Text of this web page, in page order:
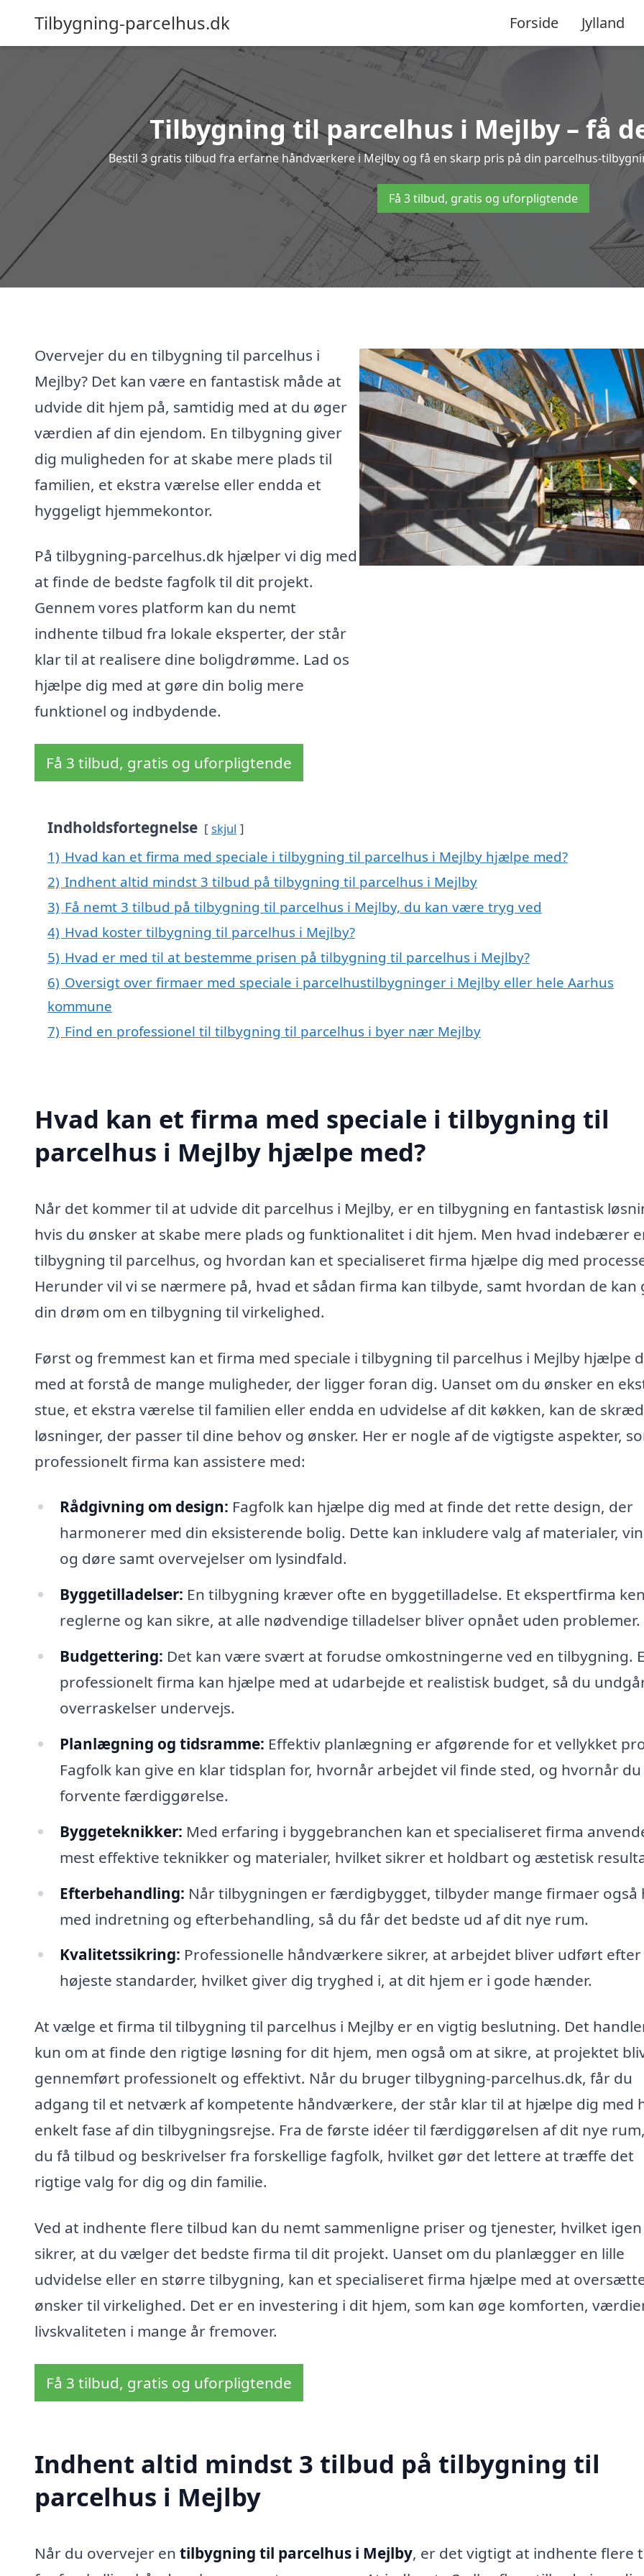
Tilbygning-parcelhus.dk Forside Jylland
Tilbygning til parcelhus i Mejlby – få
Bestil 3 gratis tilbud fra erfarne håndværkere i Mejlby og få en skarp pris på din parcelhus-
Få 3 tilbud, gratis og uforpligtende
Overvejer du en tilbygning til parcelhus i
Mejlby? Det kan være en fantastisk måde at
udvide dit hjem på, samtidig med at du øger
værdien af din ejendom. En tilbygning giver
dig muligheden for at skabe mere plads til
familien, et ekstra værelse eller endda et
hyggeligt hjemmekontor.
På tilbygning-parcelhus.dk hjælper vi dig med
at finde de bedste fagfolk til dit projekt.
Gennem vores platform kan du nemt
indhente tilbud fra lokale eksperter, der står
klar til at realisere dine boligdrømme. Lad os
hjælpe dig med at gøre din bolig mere
funktionel og indbydende.
Få 3 tilbud, gratis og uforpligtende
Indholdsfortegnelse skjul
1) Hvad kan et firma med speciale i tilbygning til parcelhus i Mejlby hjælpe med?
2) Indhent altid mindst 3 tilbud på tilbygning til parcelhus i Mejlby
3) Få nemt 3 tilbud på tilbygning til parcelhus i Mejlby, du kan være tryg ved
4) Hvad koster tilbygning til parcelhus i Mejlby?
5) Hvad er med til at bestemme prisen på tilbygning til parcelhus i Mejlby?
6) Oversigt over firmaer med speciale i parcelhustilbygninger i Mejlby eller hele Aarhus
kommune
7) Find en professionel til tilbygning til parcelhus i byer nær Mejlby
Hvad kan et firma med speciale i tilbygning til
parcelhus i Mejlby hjælpe med?
Når det kommer til at udvide dit parcelhus i Mejlby, er en tilbygning en fantastisk
hvis du ønsker at skabe mere plads og funktionalitet i dit hjem. Men hvad indebærer
tilbygning til parcelhus, og hvordan kan et specialiseret firma hjælpe dig med
Herunder vil vi se nærmere på, hvad et sådan firma kan tilbyde, samt hvordan de kan
din drøm om en tilbygning til virkelighed.
Først og fremmest kan et firma med speciale i tilbygning til parcelhus i Mejlby hjælpe
med at forstå de mange muligheder, der ligger foran dig. Uanset om du ønsker en
stue, et ekstra værelse til familien eller endda en udvidelse af dit køkken, kan de
løsninger, der passer til dine behov og ønsker. Her er nogle af de vigtigste aspekter,
professionelt firma kan assistere med:
Rådgivning om design: Fagfolk kan hjælpe dig med at finde det rette design, der
harmonerer med din eksisterende bolig. Dette kan inkludere valg af materialer,
og døre samt overvejelser om lysindfald.
Byggetilladelser: En tilbygning kræver ofte en byggetilladelse. Et ekspertfirma
reglerne og kan sikre, at alle nødvendige tilladelser bliver opnået uden problemer.
Budgettering: Det kan være svært at forudse omkostningerne ved en tilbygning.
professionelt firma kan hjælpe med at udarbejde et realistisk budget, så du
overraskelser undervejs.
Planlægning og tidsramme: Effektiv planlægning er afgørende for et vellykket
Fagfolk kan give en klar tidsplan for, hvornår arbejdet vil finde sted, og hvornår du
forvente færdiggørelse.
Byggeteknikker: Med erfaring i byggebranchen kan et specialiseret firma
mest effektive teknikker og materialer, hvilket sikrer et holdbart og æstetisk
Efterbehandling: Når tilbygningen er færdigbygget, tilbyder mange firmaer også
med indretning og efterbehandling, så du får det bedste ud af dit nye rum.
Kvalitetssikring: Professionelle håndværkere sikrer, at arbejdet bliver udført efter
højeste standarder, hvilket giver dig tryghed i, at dit hjem er i gode hænder.
At vælge et firma til tilbygning til parcelhus i Mejlby er en vigtig beslutning. Det
kun om at finde den rigtige løsning for dit hjem, men også om at sikre, at projektet
gennemført professionelt og effektivt. Når du bruger tilbygning-parcelhus.dk, får du
adgang til et netværk af kompetente håndværkere, der står klar til at hjælpe dig med
enkelt fase af din tilbygningsrejse. Fra de første idéer til færdiggørelsen af dit nye
du få tilbud og beskrivelser fra forskellige fagfolk, hvilket gør det lettere at træffe det
rigtige valg for dig og din familie.
Ved at indhente flere tilbud kan du nemt sammenligne priser og tjenester, hvilket igen
sikrer, at du vælger det bedste firma til dit projekt. Uanset om du planlægger en lille
udvidelse eller en større tilbygning, kan et specialiseret firma hjælpe med at
ønsker til virkelighed. Det er en investering i dit hjem, som kan øge komforten,
livskvaliteten i mange år fremover.
Få 3 tilbud, gratis og uforpligtende
Indhent altid mindst 3 tilbud på tilbygning til
parcelhus i Mejlby
Når du overvejer en tilbygning til parcelhus i Mejlby, er det vigtigt at indhente flere